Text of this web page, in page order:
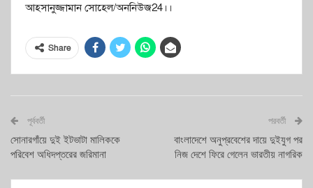
আহসানুজ্জামান সোহেল/অননিউজ24।।
Share
পূর্ববর্তী
সোনারগাঁয়ে দুই ইটভাটা মালিককে
পরিবেশ অধিদপ্তরের জরিমানা
পরবর্তী
বাংলাদেশে অনুপ্রবেশের দায়ে দুইযুগ পর
নিজ দেশে ফিরে গেলেন ভারতীয় নাগরিক